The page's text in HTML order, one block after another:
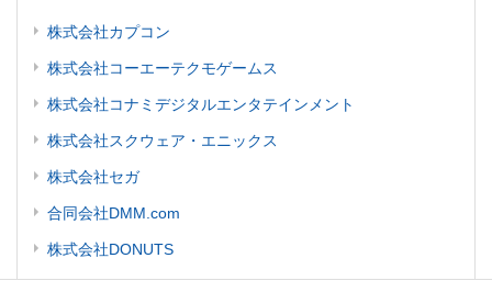
株式会社カプコン
株式会社コーエーテクモゲームス
株式会社コナミデジタルエンタテインメント
株式会社スクウェア・エニックス
株式会社セガ
合同会社DMM.com
株式会社DONUTS